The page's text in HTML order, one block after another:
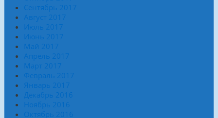
Сентябрь 2017
Август 2017
Июль 2017
Июнь 2017
Май 2017
Апрель 2017
Март 2017
Февраль 2017
Январь 2017
Декабрь 2016
Ноябрь 2016
Октябрь 2016